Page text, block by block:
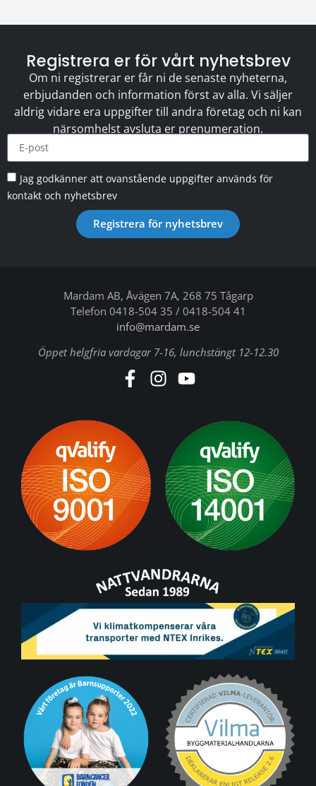
Registrera er för vårt nyhetsbrev
Om ni registrerar er får ni de senaste nyheterna,
erbjudanden och information först av alla. Vi säljer
aldrig vidare era uppgifter till andra företag och ni kan
närsomhelst avsluta er prenumeration.
Jag godkänner att ovanstående uppgifter används för
kontakt och nyhetsbrev
Registrera för nyhetsbrev
Mardam AB, Åvägen 7A, 268 75 Tågarp
Telefon 0418-504 35 / 0418-504 41
info@mardam.se
Öppet helgfria vardagar 7-16, lunchstängt 12-12.30